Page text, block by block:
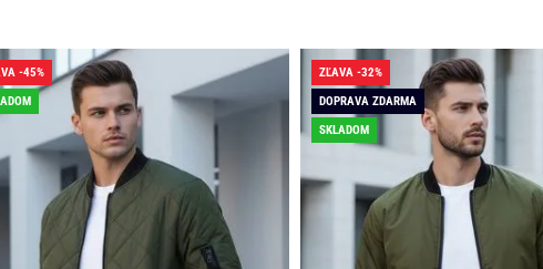
-45%
ZĽAVA -32%
DOPRAVA ZDARMA
SKLADOM